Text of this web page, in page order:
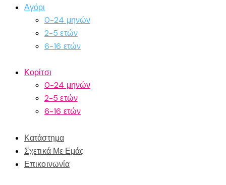
Αγόρι
0-24 μηνών
2-5 ετών
6-16 ετών
Κορίτσι
0-24 μηνών
2-5 ετών
6-16 ετών
Κατάστημα
Σχετικά Με Εμάς
Επικοινωνία